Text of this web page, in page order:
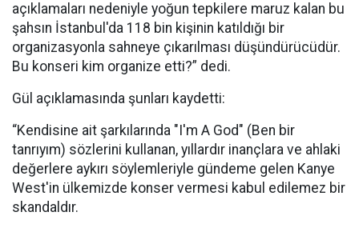
açıklamaları nedeniyle yoğun tepkilere maruz kalan bu
şahsın İstanbul'da 118 bin kişinin katıldığı bir
organizasyonla sahneye çıkarılması düşündürücüdür.
Bu konseri kim organize etti?” dedi.
Gül açıklamasında şunları kaydetti:
“Kendisine ait şarkılarında "I'm A God" (Ben bir
tanrıyım) sözlerini kullanan, yıllardır inançlara ve ahlaki
değerlere aykırı söylemleriyle gündeme gelen Kanye
West'in ülkemizde konser vermesi kabul edilemez bir
skandaldır.